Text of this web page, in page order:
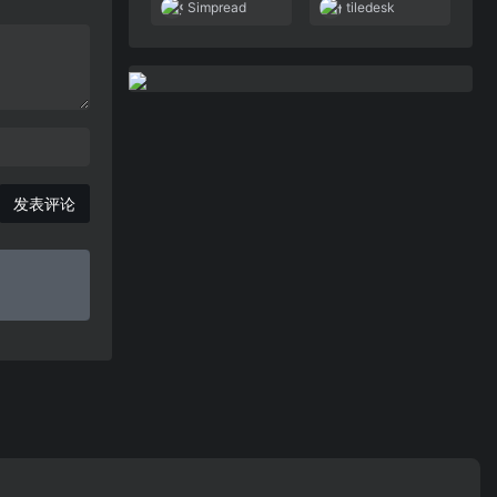
发表评论
Simpread tiledesk